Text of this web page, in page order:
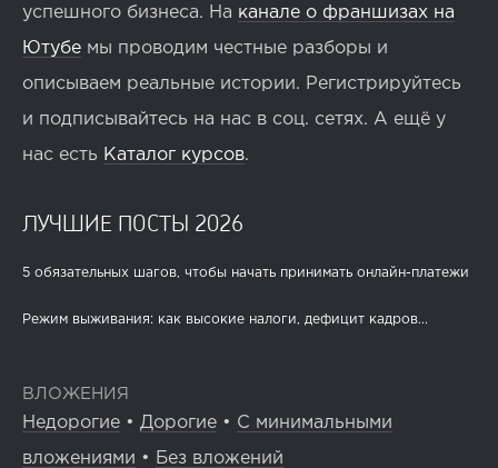
успешного бизнеса. На канале о франшизах на
Ютубе мы проводим честные разборы и
описываем реальные истории. Регистрируйтесь
и подписывайтесь на нас в соц. сетях. А ещё у
нас есть Каталог курсов.
ЛУЧШИЕ ПОСТЫ 2026
5 обязательных шагов, чтобы начать принимать онлайн-платежи
Режим выживания: как высокие налоги, дефицит кадров...
ВЛОЖЕНИЯ
Недорогие • Дорогие • С минимальными
вложениями • Без вложений